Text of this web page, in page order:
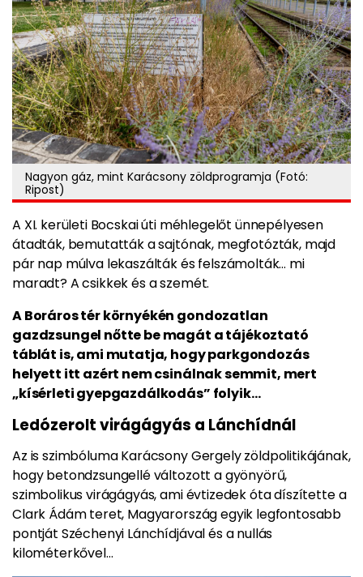
Nagyon gáz, mint Karácsony zöldprogramja (Fotó:
Ripost)
A XI. kerületi Bocskai úti méhlegelőt ünnepélyesen
átadták, bemutatták a sajtónak, megfotózták, majd
pár nap múlva lekaszálták és felszámolták… mi
maradt? A csikkek és a szemét.
A Boráros tér környékén gondozatlan
gazdzsungel nőtte be magát a tájékoztató
táblát is, ami mutatja, hogy parkgondozás
helyett itt azért nem csinálnak semmit, mert
„kísérleti gyepgazdálkodás” folyik…
Ledózerolt virágágyás a Lánchídnál
Az is szimbóluma Karácsony Gergely zöldpolitikájának,
hogy betondzsungellé változott a gyönyörű,
szimbolikus virágágyás, ami évtizedek óta díszítette a
Clark Ádám teret, Magyarország egyik legfontosabb
pontját Széchenyi Lánchídjával és a nullás
kilométerkővel…